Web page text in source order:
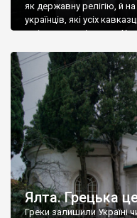
як державну релігію, й
українців, які усіх
є відданими вірянами
Ялта. Грецька
Греки залишили Україні